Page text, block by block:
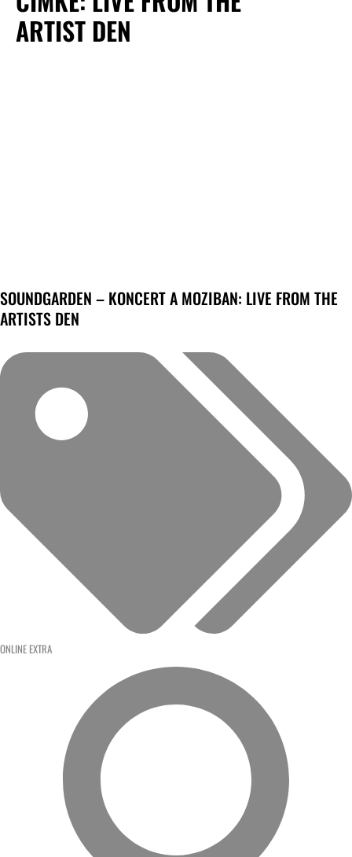
ARTIST DEN
SOUNDGARDEN – KONCERT A MOZIBAN: LIVE FROM THE
ARTISTS DEN
ONLINE EXTRA